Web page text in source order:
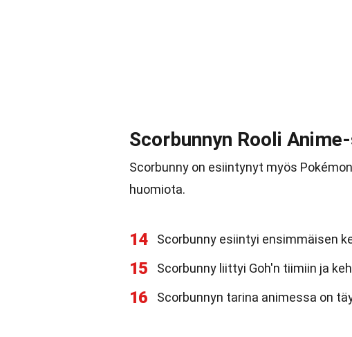
Scorbunnyn Rooli
Scorbunny on esiintynyt myös
huomiota.
14 Scorbunny esiintyi ensimmäisen
15 Scorbunny liittyi Goh'n tiimiin ja
16 Scorbunnyn tarina animessa on